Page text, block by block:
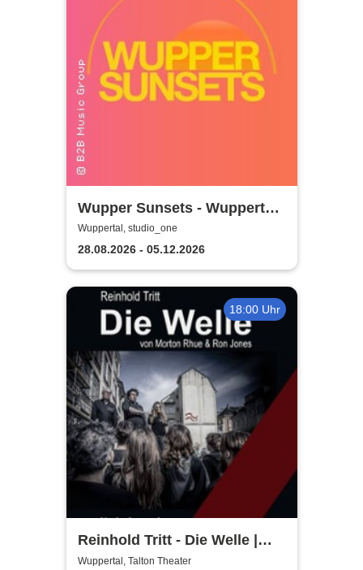
Wupper Sunsets - Wuppertals
No. 1 Rooftop Event
Wuppertal, studio_one
28.08.2026 - 05.12.2026
18:00 Uhr
Reinhold Tritt - Die Welle |
Kurzgeschichte von Morton
Wuppertal, Talton Theater